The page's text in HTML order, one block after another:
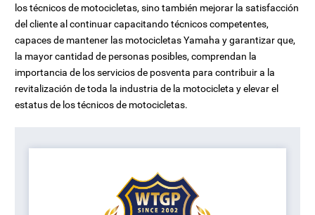
los técnicos de motocicletas, sino también mejorar la satisfacción
del cliente al continuar capacitando técnicos competentes,
capaces de mantener las motocicletas Yamaha y garantizar que,
la mayor cantidad de personas posibles, comprendan la
importancia de los servicios de posventa para contribuir a la
revitalización de toda la industria de la motocicleta y elevar el
estatus de los técnicos de motocicletas.